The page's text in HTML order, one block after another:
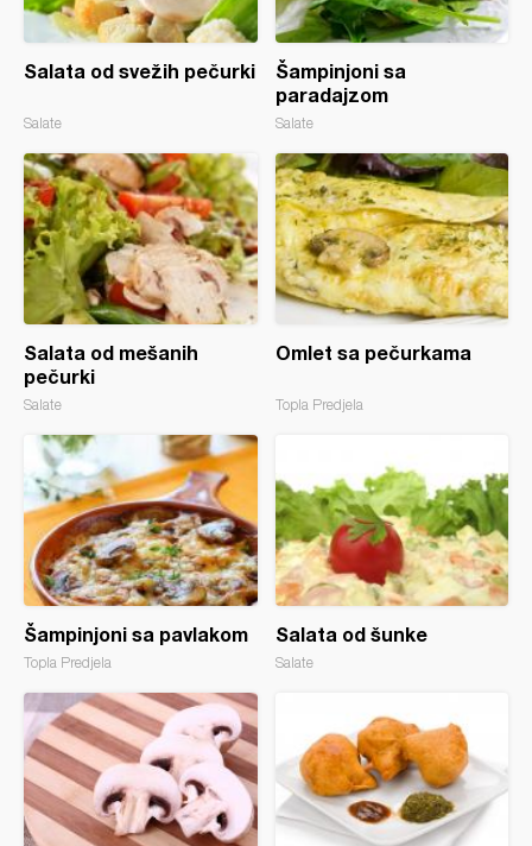
Salata od svežih pečurki
Salate
Šampinjoni sa
paradajzom
Salate
Salata od mešanih
pečurki
Salate
Omlet sa pečurkama
Topla Predjela
Šampinjoni sa pavlakom
Topla Predjela
Salata od šunke
Salate